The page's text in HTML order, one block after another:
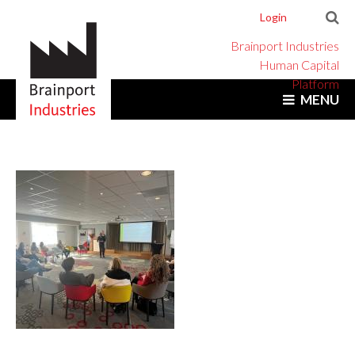
Login
Brainport Industries
Human Capital
Platform
MENU